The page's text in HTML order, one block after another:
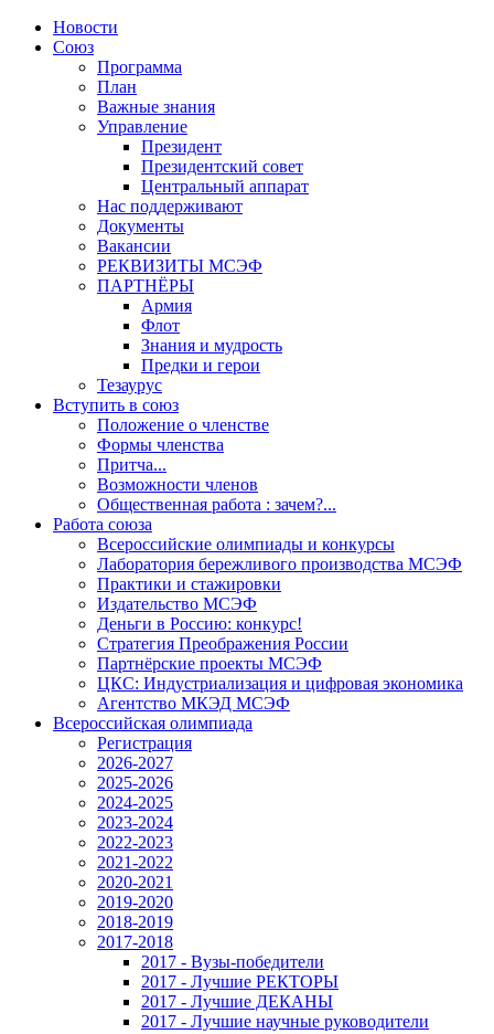
Новости
Союз
Программа
План
Важные знания
Управление
Президент
Президентский совет
Центральный аппарат
Нас поддерживают
Документы
Вакансии
РЕКВИЗИТЫ МСЭФ
ПАРТНЁРЫ
Армия
Флот
Знания и мудрость
Предки и герои
Тезаурус
Вступить в союз
Положение о членстве
Формы членства
Притча...
Возможности членов
Общественная работа : зачем?...
Работа союза
Всероссийские олимпиады и конкурсы
Лаборатория бережливого производства МСЭФ
Практики и стажировки
Издательство МСЭФ
Деньги в Россию: конкурс!
Стратегия Преображения России
Партнёрские проекты МСЭФ
ЦКС: Индустриализация и цифровая экономика
Агентство МКЭД МСЭФ
Всероссийская олимпиада
Регистрация
2026-2027
2025-2026
2024-2025
2023-2024
2022-2023
2021-2022
2020-2021
2019-2020
2018-2019
2017-2018
2017 - Вузы-победители
2017 - Лучшие РЕКТОРЫ
2017 - Лучшие ДЕКАНЫ
2017 - Лучшие научные руководители